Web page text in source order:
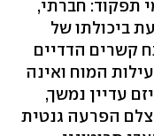
תפקוד: חברתי,
ביכולתו של
קשרים הדדיים
המוח ואינה
עדיין נמשך,
הפרעה גנטית